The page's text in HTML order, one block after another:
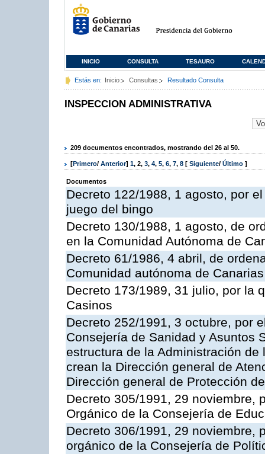
INICIO CONSULTA TESAURO
Estás en: Inicio Consultas Resultado Consulta
INSPECCION ADMINISTRATIVA
209 documentos encontrados, mostrando del 26 al 50.
[Primero/ Anterior] 1, 2, 3, 4, 5, 6, 7, 8 [ Siguiente/ Último ]
Documentos
Decreto 122/1988, 1 agosto, por
juego del bingo
Decreto 130/1988, 1 agosto, de
en la Comunidad Autónoma de
Decreto 61/1986, 4 abril, de
Comunidad autónoma de Canarias
Decreto 173/1989, 31 julio, por la
Casinos
Decreto 252/1991, 3 octubre, por
Consejería de Sanidad y Asuntos
estructura de la Administración
crean la Dirección general de
Dirección general de Protección
Decreto 305/1991, 29 noviembre,
Orgánico de la Consejería de
Decreto 306/1991, 29 noviembre,
orgánico de la Consejería de